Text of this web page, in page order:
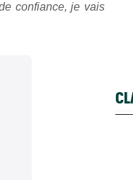
confiance, je vais